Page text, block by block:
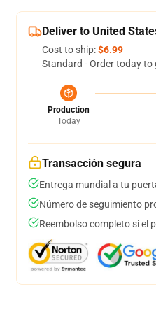
Deliver to United
Cost to ship:$6.99
Standard - Order today to
Production
Today
Transacción segura
Entrega mundial a tu
Número de seguimiento
Reembolso completo si el